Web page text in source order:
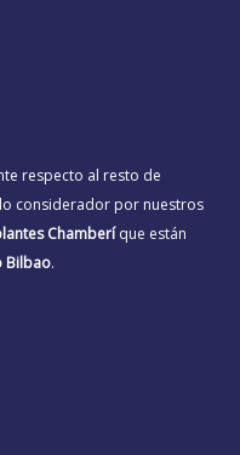
respecto al resto de
considerador por nuestros
Chamberíque están
Bilbao.